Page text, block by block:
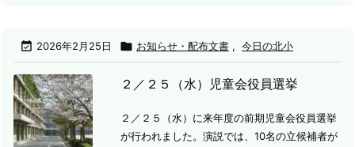
 2026年2月25日  お知らせ・配布文書 , 今日の北小
２／２５（水）児童会役員選挙
２／２５（水）に来年度の前期児童会役員選挙
が行われました。 演説では、10名の立候補者が